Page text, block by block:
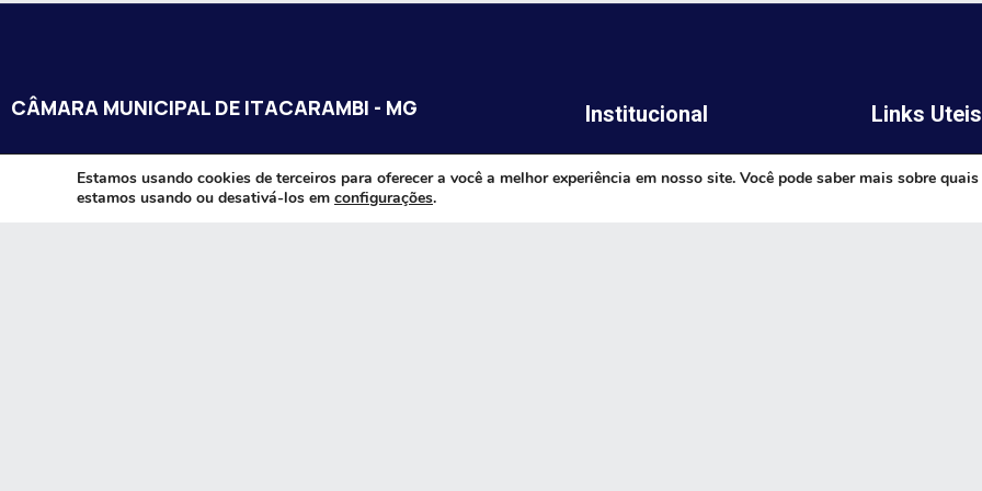
CÂMARA MUNICIPAL DE ITACARAMBI - MG
Endereço: Av. Juca Nascimento, n.º 240, Nossa Senhora de Fátima,
Itacarambi/MG – CEP: 39470-000
Institucional
Legislativo
Links Uteis
Prefeitura de
Estamos usando cookies de terceiros para oferecer a você a melhor experiência em nosso site. Você pode saber mais sobre
estamos usando ou desativá-los em configurações.